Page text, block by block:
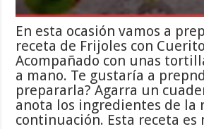
En esta ocasión vamos a
receta de Frijoles con
Acompañado con unas
a mano. Te gustaría a
prepararla? Agarra un
anota los ingredientes de la
continuación. Esta receta